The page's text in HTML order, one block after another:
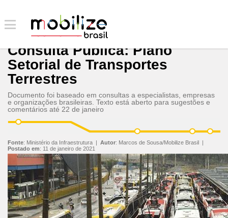
Consulta Pública: Plano
Setorial de Transportes
Terrestres
Documento foi baseado em consultas a especialistas, empresas
e organizações brasileiras. Texto está aberto para sugestões e
comentários até 22 de janeiro
Fonte: Ministério da Infraestrutura | Autor: Marcos de Sousa/Mobilize Brasil |
Postado em: 11 de janeiro de 2021